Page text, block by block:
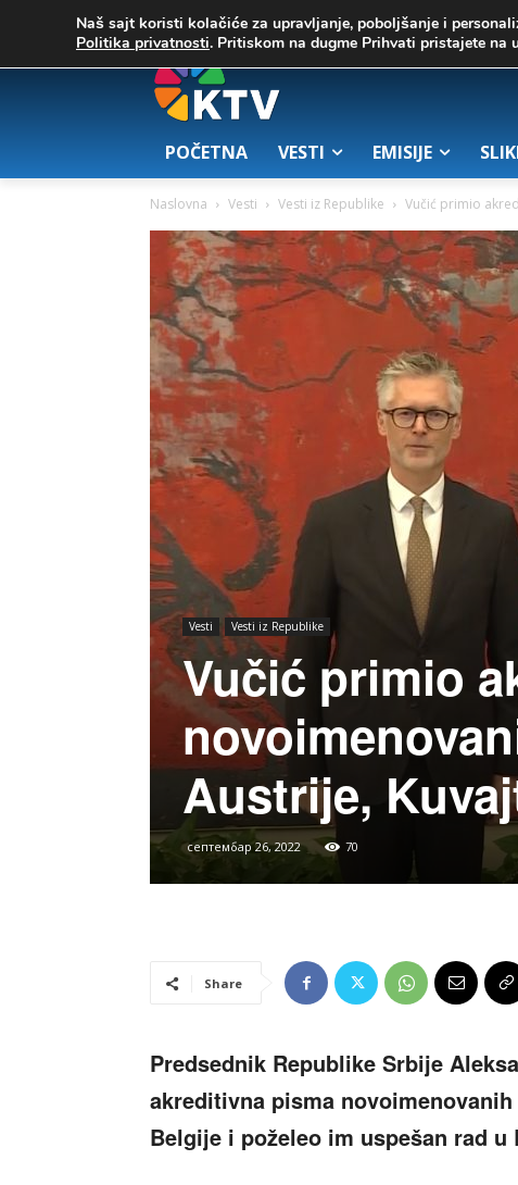
23.5 Zrenjanin 07. август 2026.
POČETNA VESTI EMISIJE
Naslovna Vesti Vesti iz Republike Vučić primio
Vesti Vesti iz Republike
Vučić primio
Austrije,
септембар 26, 2022 70
Share
Predsednik Republike Srbije
akreditivna pisma
Belgije i poželeo im uspešan rad u
Naš sajt koristi kolačiće za upravljanje, poboljšanje i
Politika privatnosti. Pritiskom na dugme Prihvati pristajete na